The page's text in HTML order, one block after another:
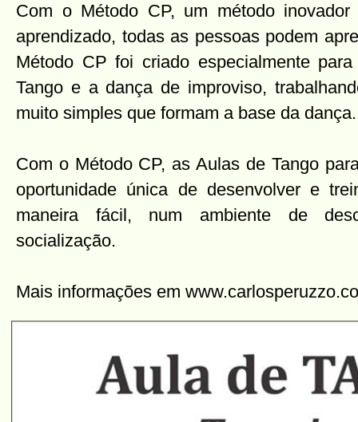
Com o Método CP, um método
aprendizado, todas as pessoas podem
Método CP foi criado especialmente
Tango e a dança de improviso,
muito simples que formam a base da dança.
Com o Método CP, as Aulas de Tango
oportunidade única de desenvolver e
maneira fácil, num ambiente de
socialização.
Mais informações em